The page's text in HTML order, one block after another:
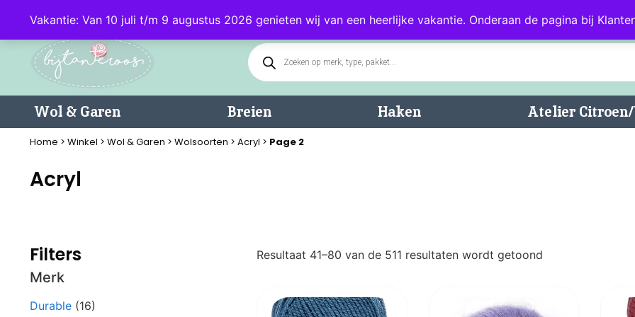
Vakantie: Van 10 juli t/m 9 augustus 2026 genieten wij van een heerlijke vakantie. Onderaan de pagina bij
Blog Klantenservice
Wol & Garen Breien Haken Atelier
Home > Winkel > Wol & Garen > Wolsoorten > Acryl > Page 2
Acryl
Filters
Merk
Durable (16)
Resultaat 41–80 van de 511 resultaten wordt getoond